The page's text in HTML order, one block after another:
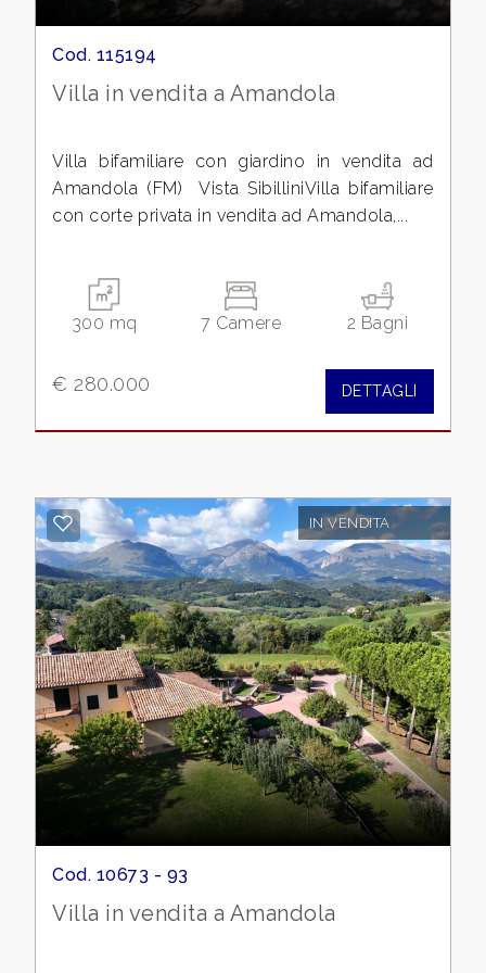
Cod. 115194
Villa in vendita a Amandola
Villa bifamiliare con giardino in vendita ad
Amandola (FM)  Vista SibilliniVilla bifamiliare
con corte privata in vendita ad Amandola,...
300 mq 7 Camere 2 Bagni
€ 280.000 DETTAGLI
IN VENDITA
Cod. 10673 - 93
Villa in vendita a Amandola
Locali
minimi
3
5
5+
Bagni
minimi
Qualsiasi
1
2